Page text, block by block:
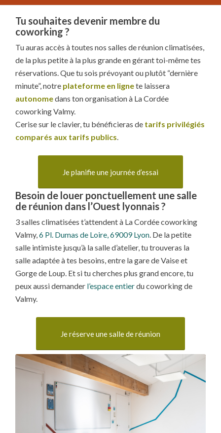
Tu souhaites devenir membre du
coworking ?
Tu auras accès à toutes nos salles de réunion climatisées,
de la plus petite à la plus grande en gérant toi-même tes
réservations. Que tu sois prévoyant ou plutôt “dernière
minute”, notre plateforme en lignete laissera
autonomedans ton organisation à La Cordée
coworking Valmy.
Cerise sur le clavier, tu bénéficieras de tarifs privilégiés
comparés aux tarifs publics.
Je planifie une journée d’essai
Besoin de louer ponctuellement une salle
de réunion dans l’Ouest lyonnais ?
3 salles climatisées t’attendent à La Cordée coworking
Valmy,6 Pl. Dumas de Loire, 69009 Lyon. De la petite
salle intimiste jusqu’à la salle d’atelier, tu trouveras la
salle adaptée à tes besoins, entre la gare de Vaise et
Gorge de Loup. Et si tu cherches plus grand encore, tu
peux aussi demander l’espace entierdu coworking de
Valmy.
Je réserve une salle de réunion